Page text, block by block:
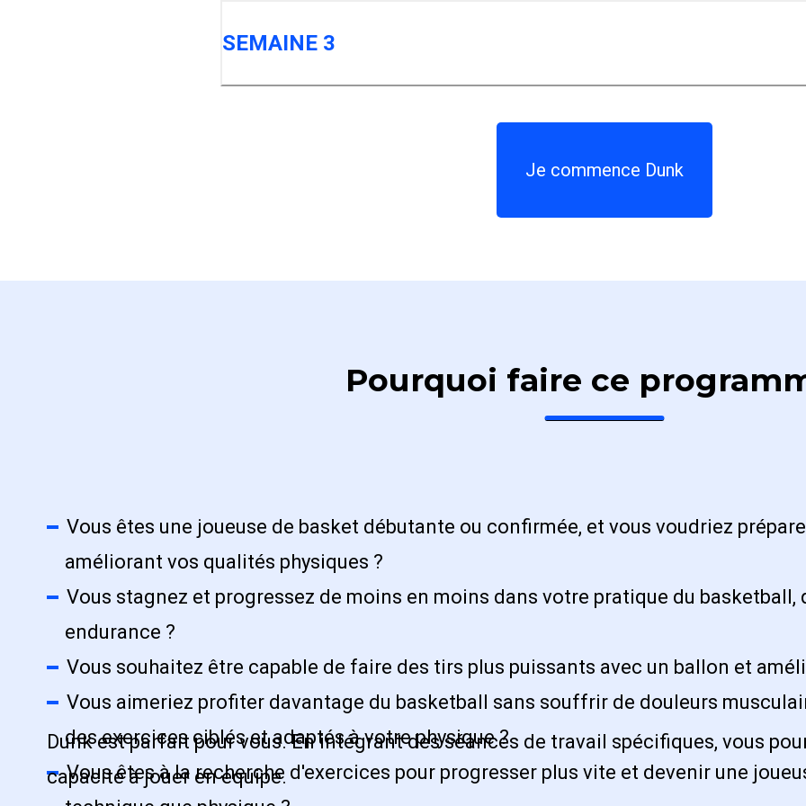
SEMAINE 3
Je commence Dunk
Pourquoi faire ce
Vous êtes une joueuse de basket débutante ou confirmée, et vous voudriez
améliorant vos qualités physiques ?
Vous stagnez et progressez de moins en moins dans votre pratique du basketball,
endurance ?
Vous souhaitez être capable de faire des tirs plus puissants avec un ballon et
Vous aimeriez profiter davantage du basketball sans souffrir de douleurs
des exercices ciblés et adaptés à votre physique ?
Vous êtes à la recherche d'exercices pour progresser plus vite et devenir une
Dunk est parfait pour vous. En intégrant des séances de travail spécifiques, vous
capacité à jouer en équipe.